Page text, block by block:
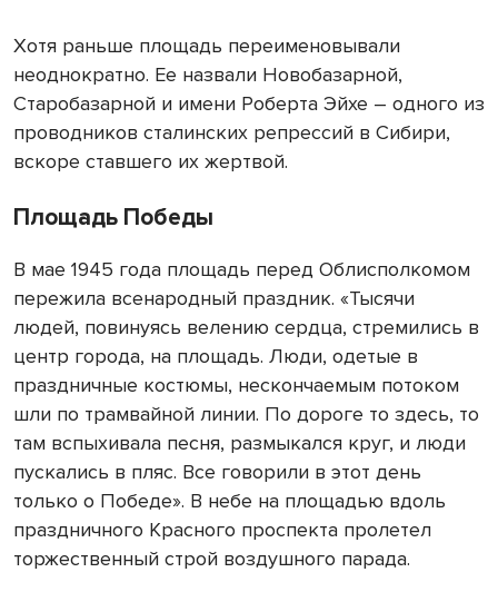
Хотя раньше площадь переименовывали
неоднократно. Ее назвали Новобазарной,
Старобазарной и имени Роберта Эйхе – одного из
проводников сталинских репрессий в Сибири,
вскоре ставшего их жертвой.
Площадь Победы
В мае 1945 года площадь перед Облисполкомом
пережила всенародный праздник. «Тысячи
людей, повинуясь велению сердца, стремились в
центр города, на площадь. Люди, одетые в
праздничные костюмы, нескончаемым потоком
шли по трамвайной линии. По дороге то здесь, то
там вспыхивала песня, размыкался круг, и люди
пускались в пляс. Все говорили в этот день
только о Победе». В небе на площадью вдоль
праздничного Красного проспекта пролетел
торжественный строй воздушного парада.